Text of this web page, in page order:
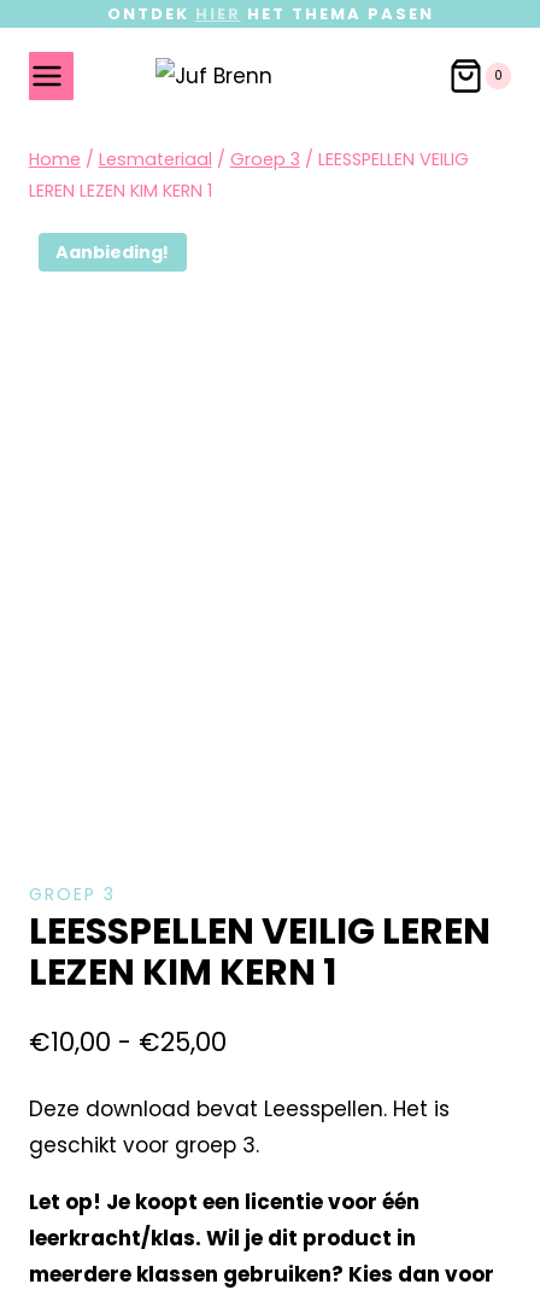
ONTDEK HIER HET THEMA PASEN
0
Home / Lesmateriaal / Groep 3 / LEESSPELLEN VEILIG
LEREN LEZEN KIM KERN 1
Aanbieding!
GROEP 3
LEESSPELLEN VEILIG LEREN
LEZEN KIM KERN 1
€10,00 - €25,00
Deze download bevat Leesspellen. Het is
geschikt voor groep 3.
Let op! Je koopt een licentie voor één
leerkracht/klas. Wil je dit product in
meerdere klassen gebruiken? Kies dan voor